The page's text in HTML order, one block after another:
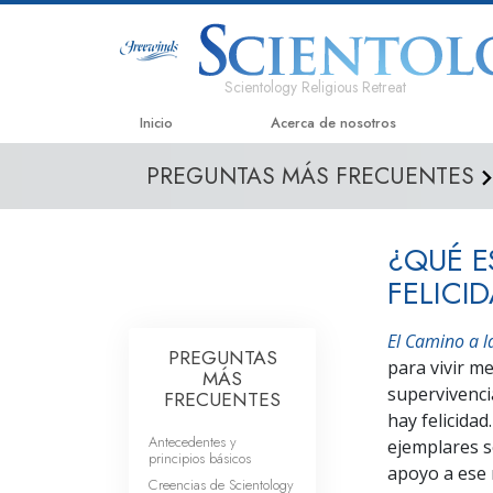
Scientology Religious Retreat
Inicio Acerca de nosotros
PREGUNTAS MÁS FRECUENTES
¿QUÉ
El Camino a
para vivir
hay
ejemplares
apoyo a
PREGUNTAS
MÁS
FRECUENTES
Antecedentes y
principios básicos
Creencias de Scientology